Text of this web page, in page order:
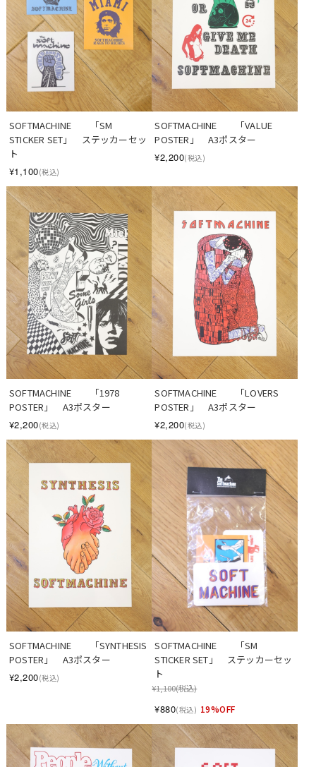
SOFTMACHINE　　「SM
STICKER SET」　ステッカーセッ
ト
¥1,100(税込)
SOFTMACHINE　　「VALUE
POSTER」　A3ポスター
¥2,200(税込)
SOFTMACHINE　　「1978
POSTER」　A3ポスター
¥2,200(税込)
SOFTMACHINE　　「LOVERS
POSTER」　A3ポスター
¥2,200(税込)
SOFTMACHINE　　「SYNTHESIS
POSTER」　A3ポスター
¥2,200(税込)
SOFTMACHINE　　「SM
STICKER SET」　ステッカーセッ
ト
¥1,100(税込)
¥880(税込) 19%OFF